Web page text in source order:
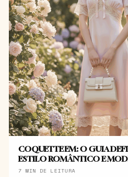
COQUETTE EM: O GUIA
ESTILO ROMÂNTICO E
7 MIN DE LEITURA